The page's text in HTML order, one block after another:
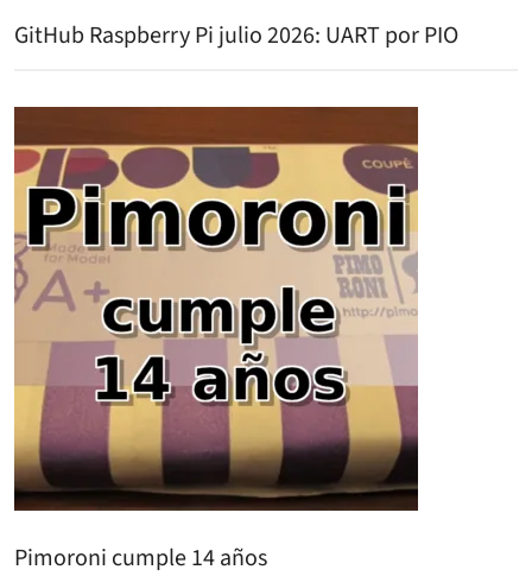
GitHub Raspberry Pi julio 2026: UART por PIO
Pimoroni cumple 14 años